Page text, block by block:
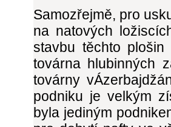
Samozřejmě, pro
na natových
stavbu těchto
továrna hlubinných
továrny
podniku je velkým
byla jediným